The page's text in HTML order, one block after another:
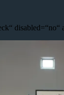
disabled=“no“